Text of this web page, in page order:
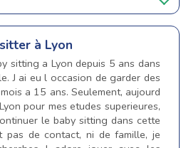
à Lyon
sitting a Lyon depuis 5 ans dans
J ai eu l occasion de garder des
a 15 ans. Seulement, aujourd
pour mes etudes superieures,
le baby sitting dans cette
pas de contact, ni de famille, je